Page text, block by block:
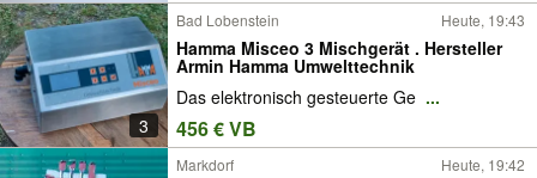
3
Bad Lobenstein Heute, 19:43
Hamma Misceo 3 Mischgerät .⁠ Hersteller
Armin Hamma Umwelttechnik
Das elektronisch gesteuerte Ge ...
456 € VB
Markdorf Heute, 19:42